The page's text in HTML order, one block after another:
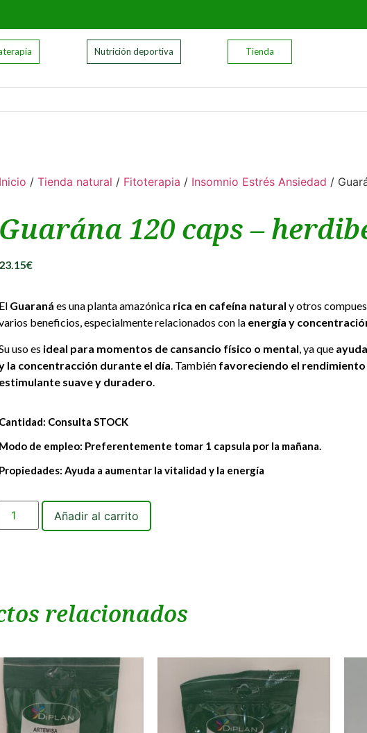
Nutrición deportiva Tienda
Inicio /Tienda natural / Fitoterapia / Insomnio Estrés Ansiedad /
Guarána 120 caps –
23.15€
El Guaraná es una planta amazónica rica en cafeína natural y otros
beneficios, especialmente relacionados con la energía y
uso es ideal para momentos de cansancio físico o mental, ya que
la concentracción durante el día. También favoreciendo el
estimulante suave y duradero.
Cantidad: Consulta STOCK
Modo de empleo: Preferentemente tomar 1 capsula por la mañana.
Propiedades: Ayuda a aumentar la vitalidad y la energía
Añadir al carrito
relacionados